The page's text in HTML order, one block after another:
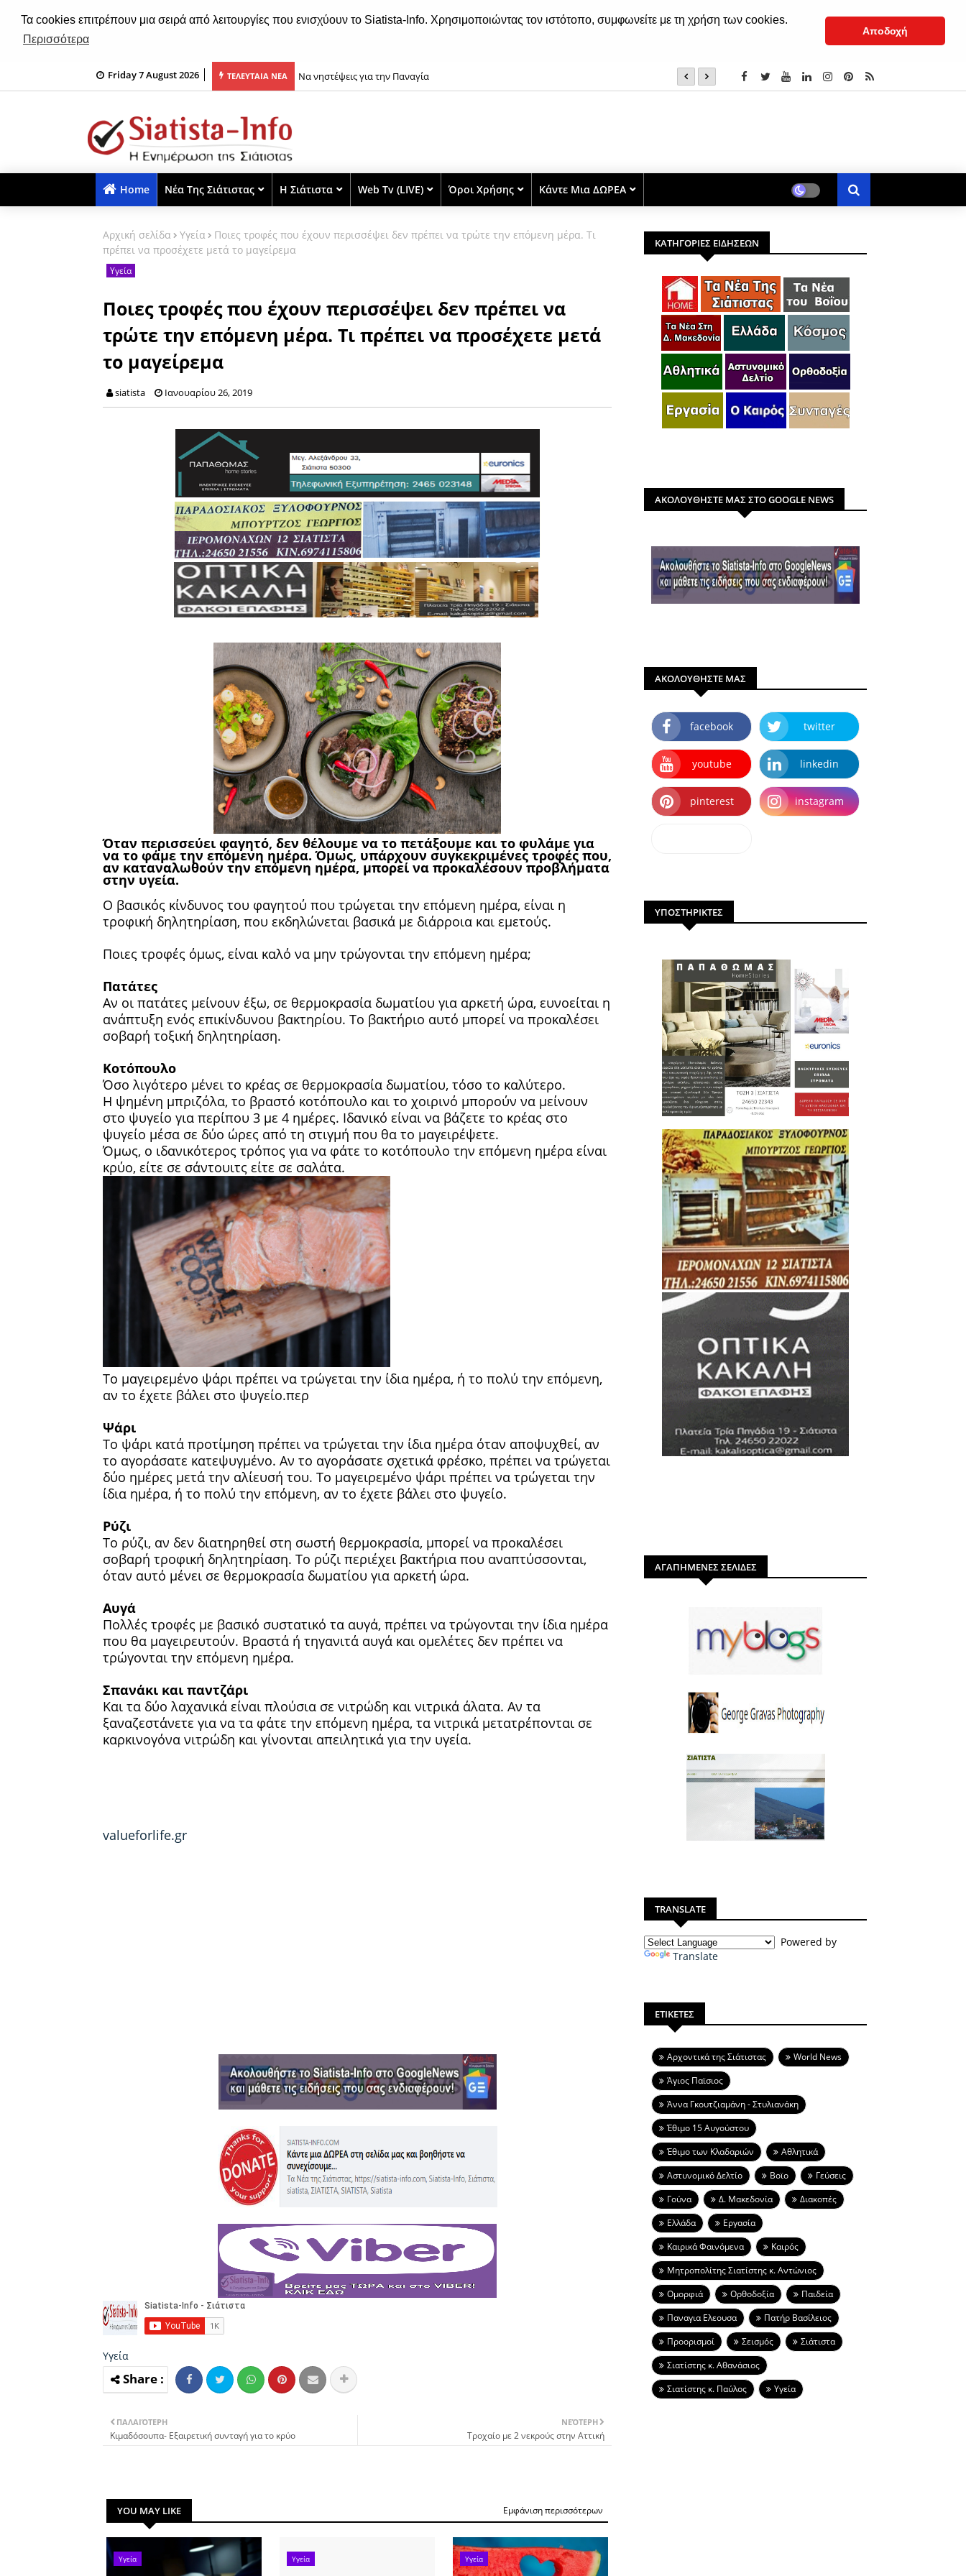
Τα cookies επιτρέπουν μια σειρά από λειτουργίες που ενισχύουν το Siatista-Info. Χρησιμοποιώντας τον ιστότοπο, συμφωνείτε με τη χρήση των cookies.
Περισσότερα
Αποδοχή
Friday 7 August 2026 ΤΕΛΕΥΤΑΙΑ ΝΕΑ
Να νηστέψεις για την Παναγία
Ο Cristiano Ronaldo φωτογραφήθηκε μπροστά από τον στόλο των πανάκριβων αυτοκινήτων του!
Αγιασμός στα σχολεία: Ποια μέρα γυρίζουν οι μαθητές
Home Νέα Της Σιάτιστας Η Σιάτιστα Web Tv (LIVE) Όροι Χρήσης Κάντε Μια ΔΩΡΕΑ
Αρχική σελίδα Υγεία
Ποιες τροφές που έχουν περισσέψει δεν πρέπει να τρώτε την επόμενη μέρα. Τι
πρέπει να προσέχετε μετά το μαγείρεμα
Υγεία
Ποιες τροφές που έχουν περισσέψει δεν πρέπει να
τρώτε την επόμενη μέρα. Τι πρέπει να προσέχετε μετά
το μαγείρεμα
siatista Ιανουαρίου 26, 2019
Όταν περισσεύει φαγητό, δεν θέλουμε να το πετάξουμε και το φυλάμε για
να το φάμε την επόμενη ημέρα. Όμως, υπάρχουν συγκεκριμένες τροφές που,
αν καταναλωθούν την επόμενη ημέρα, μπορεί να προκαλέσουν προβλήματα
στην υγεία.
Ο βασικός κίνδυνος του φαγητού που τρώγεται την επόμενη ημέρα, είναι η
τροφική δηλητηρίαση, που εκδηλώνεται βασικά με διάρροια και εμετούς.
Ποιες τροφές όμως, είναι καλό να μην τρώγονται την επόμενη ημέρα;
Πατάτες
Αν οι πατάτες μείνουν έξω, σε θερμοκρασία δωματίου για αρκετή ώρα, ευνοείται η
ανάπτυξη ενός επικίνδυνου βακτηρίου. Το βακτήριο αυτό μπορεί να προκαλέσει
σοβαρή τοξική δηλητηρίαση.
Κοτόπουλο
Όσο λιγότερο μένει το κρέας σε θερμοκρασία δωματίου, τόσο το καλύτερο.
Η ψημένη μπριζόλα, το βραστό κοτόπουλο και το χοιρινό μπορούν να μείνουν
στο ψυγείο για περίπου 3 με 4 ημέρες. Ιδανικό είναι να βάζετε το κρέας στο
ψυγείο μέσα σε δύο ώρες από τη στιγμή που θα το μαγειρέψετε.
Όμως, ο ιδανικότερος τρόπος για να φάτε το κοτόπουλο την επόμενη ημέρα είναι
κρύο, είτε σε σάντουιτς είτε σε σαλάτα.
Το μαγειρεμένο ψάρι πρέπει να τρώγεται την ίδια ημέρα, ή το πολύ την επόμενη,
αν το έχετε βάλει στο ψυγείο.περ
Ψάρι
Το ψάρι κατά προτίμηση πρέπει να τρώγεται την ίδια ημέρα όταν αποψυχθεί, αν
το αγοράσατε κατεψυγμένο. Αν το αγοράσατε σχετικά φρέσκο, πρέπει να τρώγεται
δύο ημέρες μετά την αλίευσή του. Το μαγειρεμένο ψάρι πρέπει να τρώγεται την
ίδια ημέρα, ή το πολύ την επόμενη, αν το έχετε βάλει στο ψυγείο.
Ρύζι
Το ρύζι, αν δεν διατηρηθεί στη σωστή θερμοκρασία, μπορεί να προκαλέσει
σοβαρή τροφική δηλητηρίαση. Το ρύζι περιέχει βακτήρια που αναπτύσσονται,
όταν αυτό μένει σε θερμοκρασία δωματίου για αρκετή ώρα.
Αυγά
Πολλές τροφές με βασικό συστατικό τα αυγά, πρέπει να τρώγονται την ίδια ημέρα
που θα μαγειρευτούν. Βραστά ή τηγανιτά αυγά και ομελέτες δεν πρέπει να
τρώγονται την επόμενη ημέρα.
Σπανάκι και παντζάρι
Και τα δύο λαχανικά είναι πλούσια σε νιτρώδη και νιτρικά άλατα. Αν τα
ξαναζεστάνετε για να τα φάτε την επόμενη ημέρα, τα νιτρικά μετατρέπονται σε
καρκινογόνα νιτρώδη και γίνονται απειλητικά για την υγεία.
valueforlife.gr
Υγεία
ΝΕΌΤΕΡΗ
Τροχαίο με 2 νεκρούς στην Αττική
ΠΑΛΑΙΌΤΕΡΗ
Κιμαδόσουπα- Εξαιρετική συνταγή για το κρύο
YOU MAY LIKE Εμφάνιση περισσότερων
Υγεία Υγεία Υγεία
ΚΑΤΗΓΟΡΙΕΣ ΕΙΔΗΣΕΩΝ
ΑΚΟΛΟΥΘΗΣΤΕ ΜΑΣ ΣΤΟ GOOGLE NEWS
ΑΚΟΛΟΥΘΗΣΤΕ ΜΑΣ
facebook twitter
youtube linkedin
pinterest instagram
ΥΠΟΣΤΗΡΙΚΤΕΣ
ΑΓΑΠΗΜΕΝΕΣ ΣΕΛΙΔΕΣ
TRANSLATE
Powered by
Translate
ΕΤΙΚΕΤΕΣ
Aρχοντικά της Σιάτιστας
World News
Άγιος Παϊσιος
Άννα Γκουτζιαμάνη - Στυλιανάκη
Έθιμο 15 Αυγούστου
Έθιμο των Κλαδαριών
Αθλητικά
Αστυνομικό Δελτίο
Βοϊο
Γεύσεις
Γούνα
Δ. Μακεδονία
Διακοπές
Ελλάδα
Εργασία
Καιρικά Φαινόμενα
Καιρός
Μητροπολίτης Σιατίστης κ. Αντώνιος
Ομορφιά
Ορθοδοξία
Παιδεία
Παναγια Ελεουσα
Πατήρ Βασίλειος
Προορισμοί
Σεισμός
Σιάτιστα
Σιατίστης κ. Αθανάσιος
Σιατίστης κ. Παύλος
Υγεία